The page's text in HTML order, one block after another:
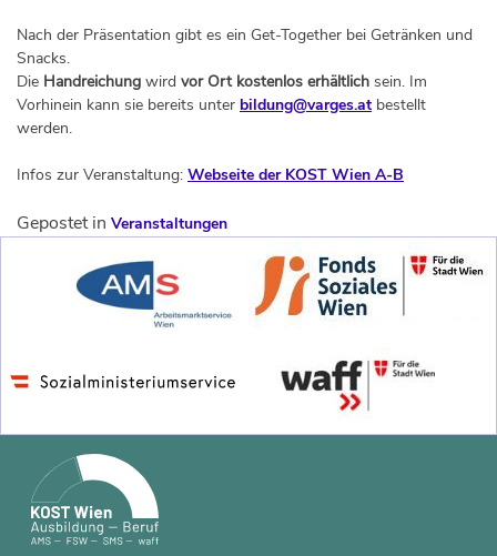
Nach der Präsentation gibt es ein Get-Together bei Getränken und
Snacks.
Die Handreichung wird vor Ort kostenlos erhältlich sein. Im
Vorhinein kann sie bereits unter bildung@varges.at bestellt
werden.
Infos zur Veranstaltung: Webseite der KOST Wien A-B
Gepostet in Veranstaltungen